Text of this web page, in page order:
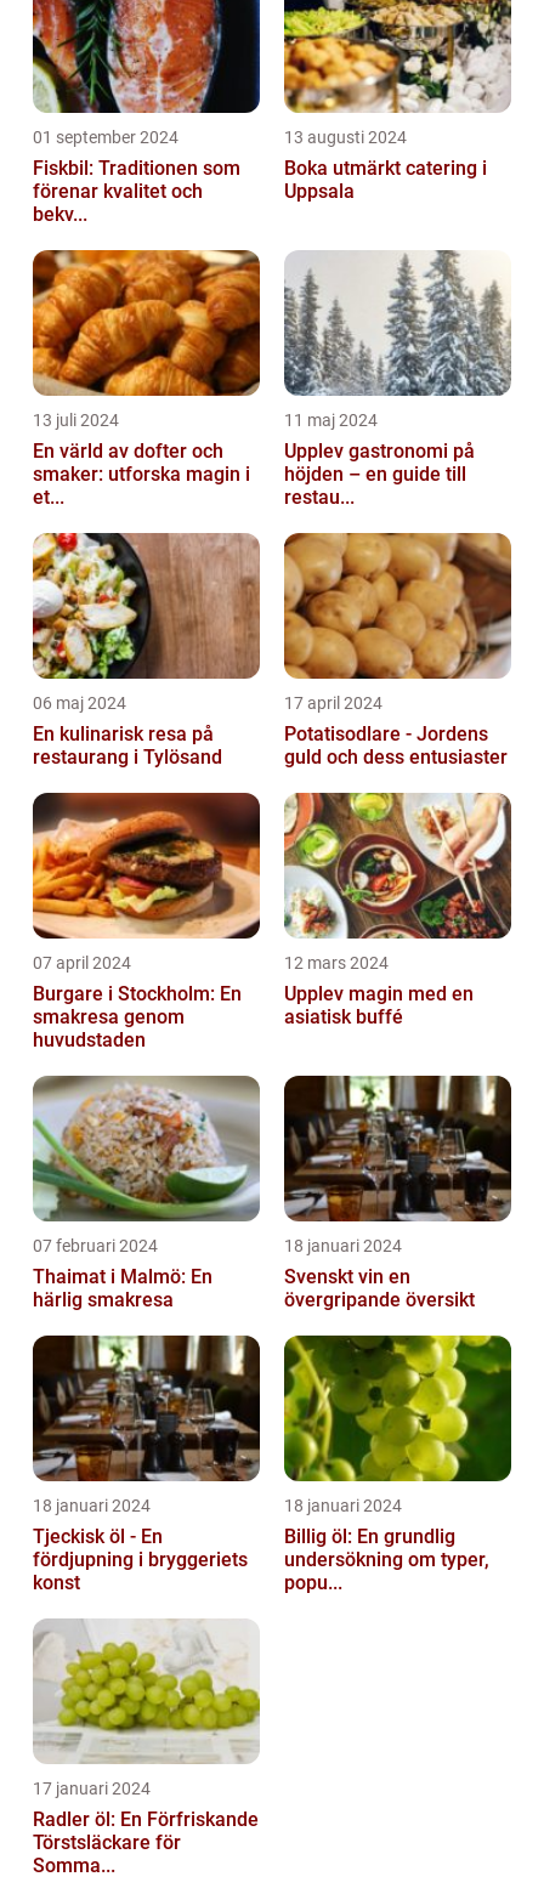
01 september 2024
Fiskbil: Traditionen som
förenar kvalitet och
bekv...
13 augusti 2024
Boka utmärkt catering i
Uppsala
13 juli 2024
En värld av dofter och
smaker: utforska magin i
et...
11 maj 2024
Upplev gastronomi på
höjden – en guide till
restau...
06 maj 2024
En kulinarisk resa på
restaurang i Tylösand
17 april 2024
Potatisodlare - Jordens
guld och dess entusiaster
07 april 2024
Burgare i Stockholm: En
smakresa genom
huvudstaden
12 mars 2024
Upplev magin med en
asiatisk buffé
07 februari 2024
Thaimat i Malmö: En
härlig smakresa
18 januari 2024
Svenskt vin en
övergripande översikt
18 januari 2024
Tjeckisk öl - En
fördjupning i bryggeriets
konst
18 januari 2024
Billig öl: En grundlig
undersökning om typer,
popu...
17 januari 2024
Radler öl: En Förfriskande
Törstsläckare för
Somma...